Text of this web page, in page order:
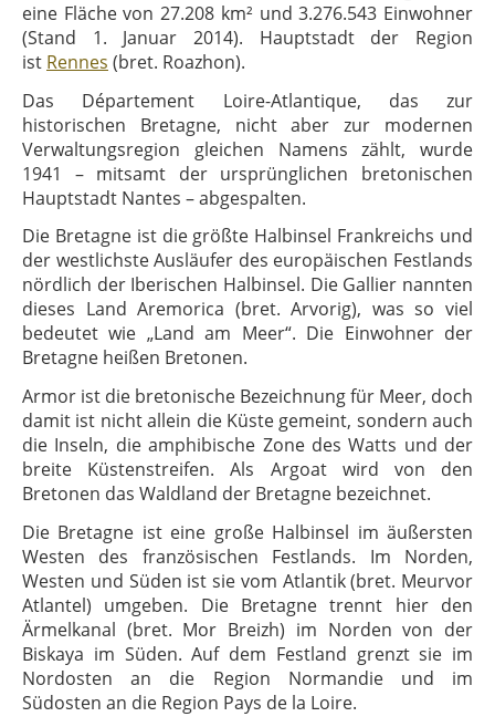
eine Fläche von 27.208 km² und 3.276.543 Einwohner
(Stand 1. Januar 2014). Hauptstadt der Region
ist Rennes (bret. Roazhon).
Das Département Loire-Atlantique, das zur
historischen Bretagne, nicht aber zur modernen
Verwaltungsregion gleichen Namens zählt, wurde
1941 – mitsamt der ursprünglichen bretonischen
Hauptstadt Nantes – abgespalten.
Die Bretagne ist die größte Halbinsel Frankreichs und
der westlichste Ausläufer des europäischen Festlands
nördlich der Iberischen Halbinsel. Die Gallier nannten
dieses Land Aremorica (bret. Arvorig), was so viel
bedeutet wie „Land am Meer“. Die Einwohner der
Bretagne heißen Bretonen.
Armor ist die bretonische Bezeichnung für Meer, doch
damit ist nicht allein die Küste gemeint, sondern auch
die Inseln, die amphibische Zone des Watts und der
breite Küstenstreifen. Als Argoat wird von den
Bretonen das Waldland der Bretagne bezeichnet.
Die Bretagne ist eine große Halbinsel im äußersten
Westen des französischen Festlands. Im Norden,
Westen und Süden ist sie vom Atlantik (bret. Meurvor
Atlantel) umgeben. Die Bretagne trennt hier den
Ärmelkanal (bret. Mor Breizh) im Norden von der
Biskaya im Süden. Auf dem Festland grenzt sie im
Nordosten an die Region Normandie und im
Südosten an die Region Pays de la Loire.